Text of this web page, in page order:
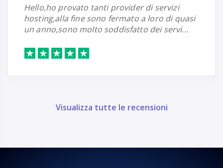
a loro di quasi
dei servi...
sempre perfetti, penso non stiano neanche
dormendo per
server nonostante un
Visualizza tutte le recensioni